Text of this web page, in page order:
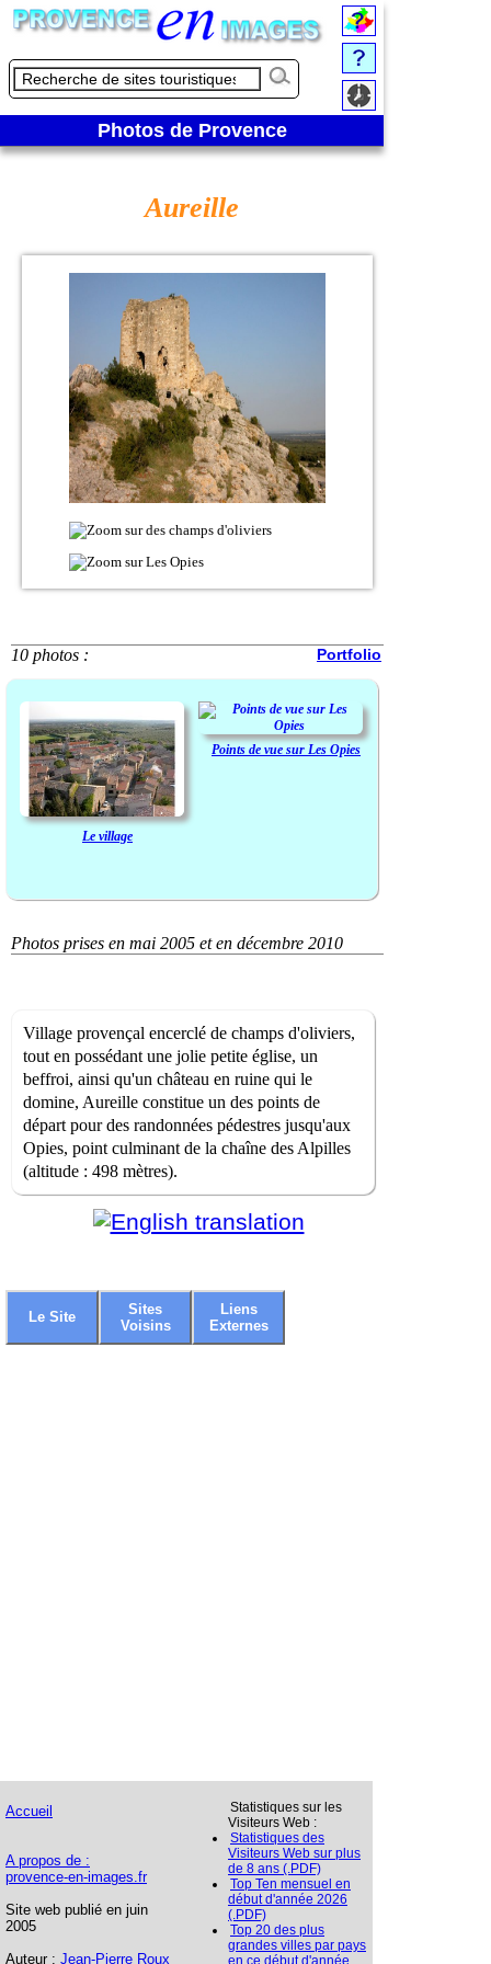
Photos de Provence
Aureille
10 photos : Portfolio
Le village
Points de vue sur Les Opies
Photos prises en mai 2005 et en décembre 2010
Village provençal encerclé de champs d'oliviers,
tout en possédant une jolie petite église, un
beffroi, ainsi qu'un château en ruine qui le
domine, Aureille constitue un des points de
départ pour des randonnées pédestres jusqu'aux
Opies, point culminant de la chaîne des Alpilles
(altitude : 498 mètres).
Le Site
Sites
Voisins
Liens
Externes
Accueil
A propos de :
provence-en-images.fr
Site web publié en juin
2005
Auteur : Jean-Pierre Roux
Statistiques sur les
Visiteurs Web :
Statistiques des
Visiteurs Web sur plus
de 8 ans (.PDF)
Top Ten mensuel en
début d'année 2026
(.PDF)
Top 20 des plus
grandes villes par pays